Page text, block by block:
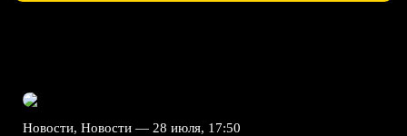
Новости, Новости — 28 июля, 17:50